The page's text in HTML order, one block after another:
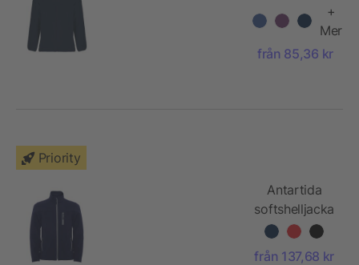
för barn med
hellång
dragkedja
+
Mer
från 85,36 kr
Priority
Antartida
softshelljacka
för barn
från 137,68 kr